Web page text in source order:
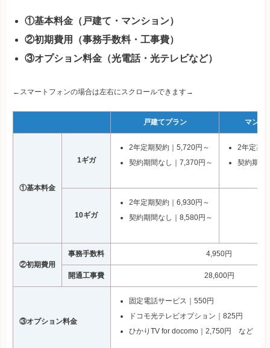
①基本料金（戸建て・マンション）
②初期費用（事務手数料・工事費）
③オプション料金（光電話・光テレビなど）
←スマートフォンの場合は左右にスクロールできます→
戸建てプラン マンシ
①基本料金
1ギガ
2年定期契約｜5,720円～
契約期間なし｜7,370円～
2年定期
契約期間
10ギガ
2年定期契約｜6,930円～
契約期間なし｜8,580円～
②初期費用
事務手数料 4,950円
開通工事費 28,600円
③オプション料金
固定電話サービス｜550円
ドコモ光テレビオプション｜825円
ひかりTV for docomo｜2,750円 など